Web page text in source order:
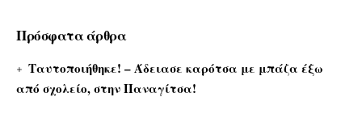
Πρόσφατα άρθρα
Ταυτοποιήθηκε! – Άδειασε καρότσα με μπάζα έξω
από σχολείο, στην Παναγίτσα!